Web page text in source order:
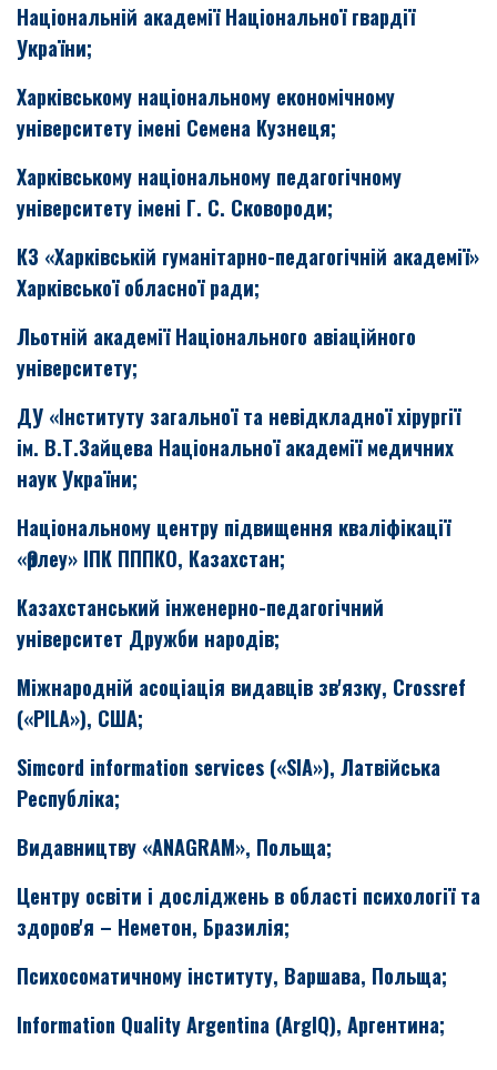
Національній академії Національної гвардії
України;
Харківському національному економічному
університету імені Семена Кузнеця;
Харківському національному педагогічному
університету імені Г. С. Сковороди;
КЗ «Харківській гуманітарно-педагогічній академії»
Харківської обласної ради;
Льотній академії Національного авіаційного
університету;
ДУ «Інституту загальної та невідкладної хірургії
ім. В.Т.Зайцева Національної академії медичних
наук України;
Національному центру підвищення кваліфікації
«Өрлеу» ІПК ПППКО, Казахстан;
Казахстанський інженерно-педагогічний
університет Дружби народів;
Міжнародній асоціація видавців зв'язку, Crossref
(«PILA»), США;
Simcord information services («SIA»), Латвійська
Республіка;
Видавництву «ANAGRAM», Польща;
Центру освіти і досліджень в області психології та
здоров'я – Неметон, Бразилія;
Психосоматичному інституту, Варшава, Польща;
Information Quality Argentina (ArgIQ), Аргентина;